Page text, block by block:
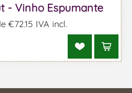
- Vinho Espumante
€72,15 IVA incl.